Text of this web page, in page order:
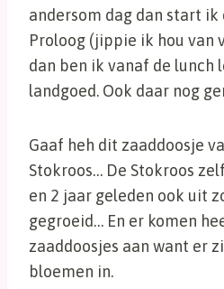
andersom dag dan start ik
Proloog (jippie ik hou van
dan ben ik vanaf de lunch
landgoed. Ook daar nog
Gaaf heh dit zaaddoosje
Stokroos… De Stokroos
en 2 jaar geleden ook uit
gegroeid… En er komen
zaaddoosjes aan want er
bloemen in.